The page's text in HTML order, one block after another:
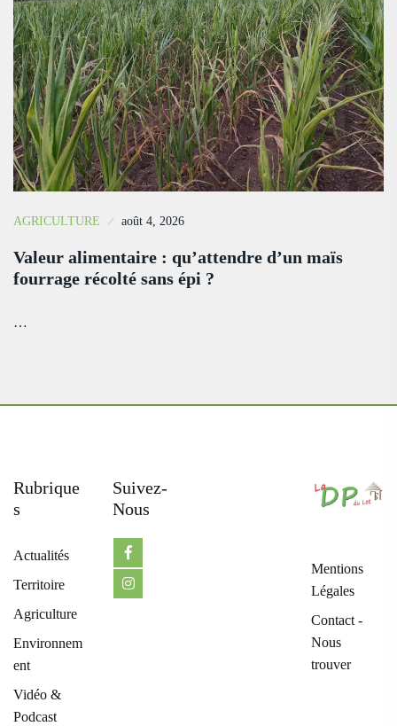
AGRICULTURE août 4, 2026
Valeur alimentaire : qu’attendre d’un maïs
fourrage récolté sans épi ?
…
Rubrique
S
Actualités
Territoire
Agriculture
Environnem
ent
Vidéo &
Podcast
Suivez-
Nous
Mentions
Légales
Contact -
Nous
trouver